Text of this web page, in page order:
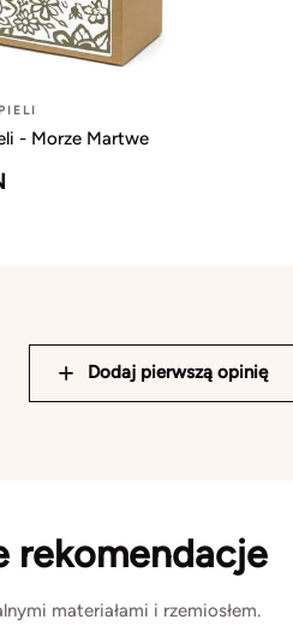
- Morze Martwe
Dodaj pierwszą opinię
rekomendacje
materiałami i rzemiosłem.